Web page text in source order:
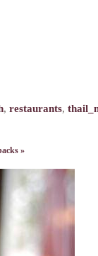
, restaurants,
»